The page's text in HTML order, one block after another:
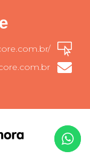

